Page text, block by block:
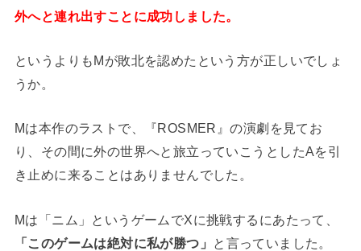
外へと連れ出すことに成功しました。
というよりもMが敗北を認めたという方が正しいでしょ
うか。
Mは本作のラストで、『ROSMER』の演劇を見てお
り、その間に外の世界へと旅立っていこうとしたAを引
き止めに来ることはありませんでした。
Mは「ニム」というゲームでXに挑戦するにあたって、
「このゲームは絶対に私が勝つ」
と言っていました。